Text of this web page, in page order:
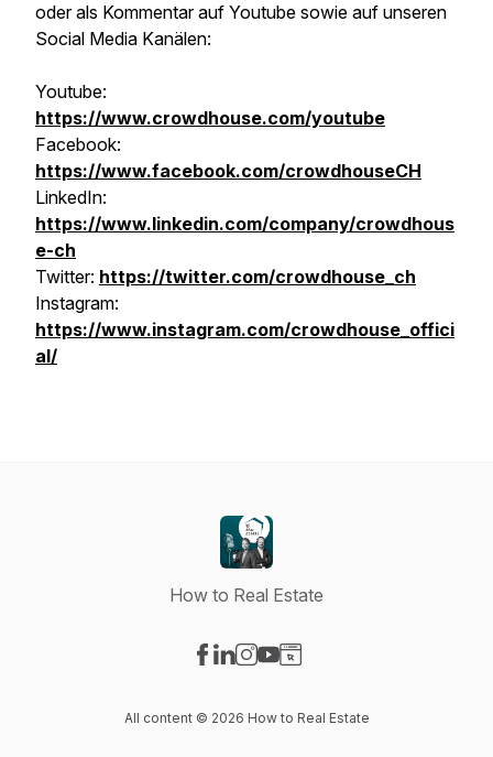
oder als Kommentar auf Youtube sowie auf unseren
Social Media Kanälen:
Youtube:
https://www.crowdhouse.com/youtube
Facebook:
https://www.facebook.com/crowdhouseCH
LinkedIn:
https://www.linkedin.com/company/crowdhous
e-ch
Twitter: https://twitter.com/crowdhouse_ch
Instagram:
https://www.instagram.com/crowdhouse_offici
al/
How to Real Estate
All content © 2026 How to Real Estate